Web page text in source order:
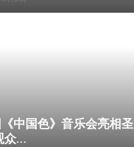
中国色》音乐会亮相圣
众...